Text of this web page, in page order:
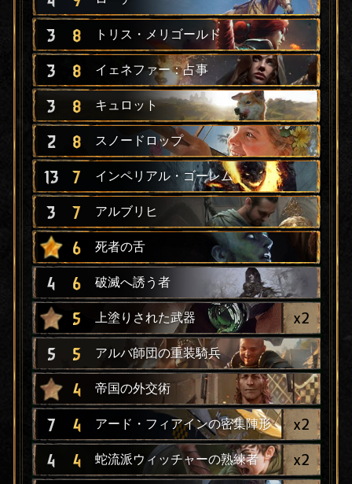
3 8 トリス・メリゴールド
3 8 イェネファー：占事
3 8 キュロット
2 8 スノードロップ
13 7 インペリアル・ゴーレム
3 7 アルブリヒ
6 死者の舌
4 6 破滅へ誘う者
5 上塗りされた武器 x2
5 5 アルバ師団の重装騎兵
4 帝国の外交術
7 4 アード・フィアインの密集陣形 x2
4 4 蛇流派ウィッチャーの熟練者 x2